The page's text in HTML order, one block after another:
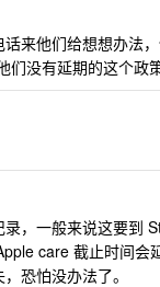
来他们给想想办法
没有延期的这个政
，一般来说这要到
care 截止时间会
恐怕没办法了。